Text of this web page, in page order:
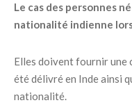
Le cas des personnes
nationalité indienne
Elles doivent fournir une
été délivré en Inde ainsi
nationalité.